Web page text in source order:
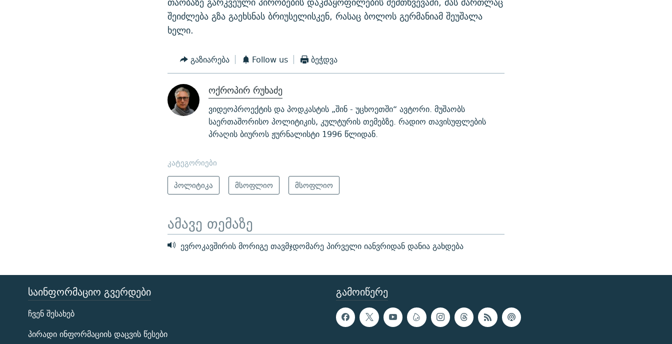
ЭХО КАВКАЗА
შეიძლება გზა გაეხსნას ბრიუსელისკენ, რასაც ბოლოს გერმანიამ შეუშალა
ხელი.
გაზიარება Follow us ბეჭდვა
ოქროპირ რუხაძე
ვიდეოპროექტის და პოდკასტის „შინ - უცხოეთში“ ავტორი. მუშაობს
საერთაშორისო პოლიტიკის, კულტურის თემებზე. რადიო თავისუფლების
პრაღის ბიუროს ჟურნალისტი 1996 წლიდან.
კატეგორიები
პოლიტიკა
მსოფლიო მსოფლიო
ამავე თემაზე
ევროკავშირის მორიგე თავმჯდომარე პირველი იანვრიდან დანია გახდება
ᲒᲐᲛᲝᲘᲬᲔᲠᲔ
ᲡᲐᲘᲜᲤᲝᲠᲛᲐᲪᲘᲝ ᲒᲕᲔᲠᲓᲔᲑᲘ
ჩვენ შესახებ
პირადი ინფორმაციის დაცვის წესები